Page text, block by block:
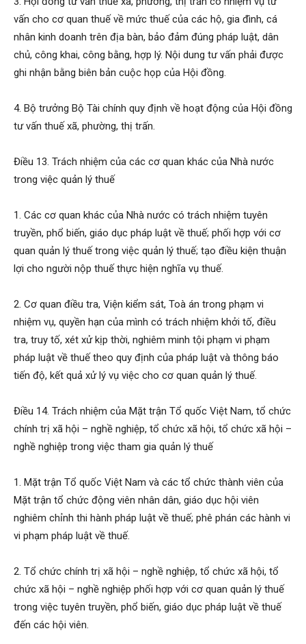
vấn cho cơ quan thuế về mức thuế của các hộ, gia đình, cá
nhân kinh doanh trên địa bàn, bảo đảm đúng pháp luật, dân
chủ, công khai, công bằng, hợp lý. Nội dung tư vấn phải được
ghi nhận bằng biên bản cuộc họp của Hội đồng.
4. Bộ trưởng Bộ Tài chính quy định về hoạt động của Hội đồng
tư vấn thuế xã, phường, thị trấn.
Điều 13. Trách nhiệm của các cơ quan khác của Nhà nước
trong việc quản lý thuế
1. Các cơ quan khác của Nhà nước có trách nhiệm tuyên
truyền, phổ biến, giáo dục pháp luật về thuế; phối hợp với cơ
quan quản lý thuế trong việc quản lý thuế; tạo điều kiện thuận
lợi cho người nộp thuế thực hiện nghĩa vụ thuế.
2. Cơ quan điều tra, Viện kiểm sát, Toà án trong phạm vi
nhiệm vụ, quyền hạn của mình có trách nhiệm khởi tố, điều
tra, truy tố, xét xử kịp thời, nghiêm minh tội phạm vi phạm
pháp luật về thuế theo quy định của pháp luật và thông báo
tiến độ, kết quả xử lý vụ việc cho cơ quan quản lý thuế.
Điều 14. Trách nhiệm của Mặt trận Tổ quốc Việt Nam, tổ chức
chính trị xã hội – nghề nghiệp, tổ chức xã hội, tổ chức xã hội –
nghề nghiệp trong việc tham gia quản lý thuế
1. Mặt trận Tổ quốc Việt Nam và các tổ chức thành viên của
Mặt trận tổ chức động viên nhân dân, giáo dục hội viên
nghiêm chỉnh thi hành pháp luật về thuế; phê phán các hành vi
vi phạm pháp luật về thuế.
2. Tổ chức chính trị xã hội – nghề nghiệp, tổ chức xã hội, tổ
chức xã hội – nghề nghiệp phối hợp với cơ quan quản lý thuế
trong việc tuyên truyền, phổ biến, giáo dục pháp luật về thuế
đến các hội viên.